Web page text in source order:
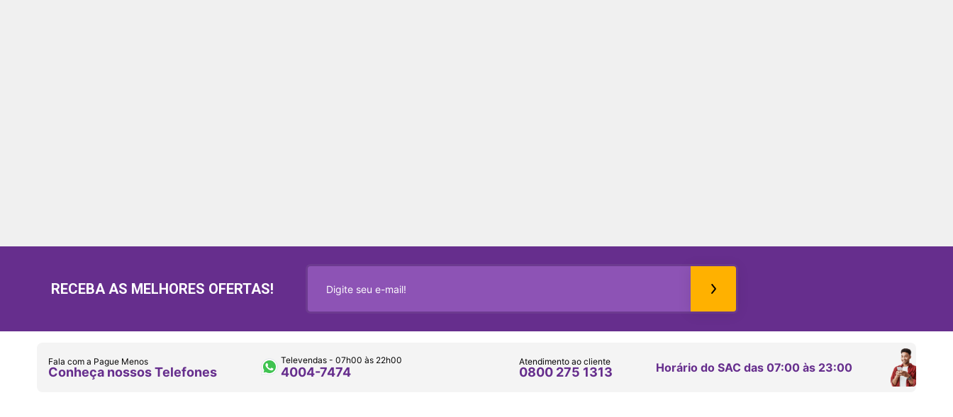
RECEBA AS MELHORES OFERTAS!
Fala com a Pague Menos
Conheça nossos Telefones
Televendas - 07h00 às 22h00
4004-7474
Atendimento ao cliente
0800 275 1313 Horário do SAC das 07:00 às 23:00